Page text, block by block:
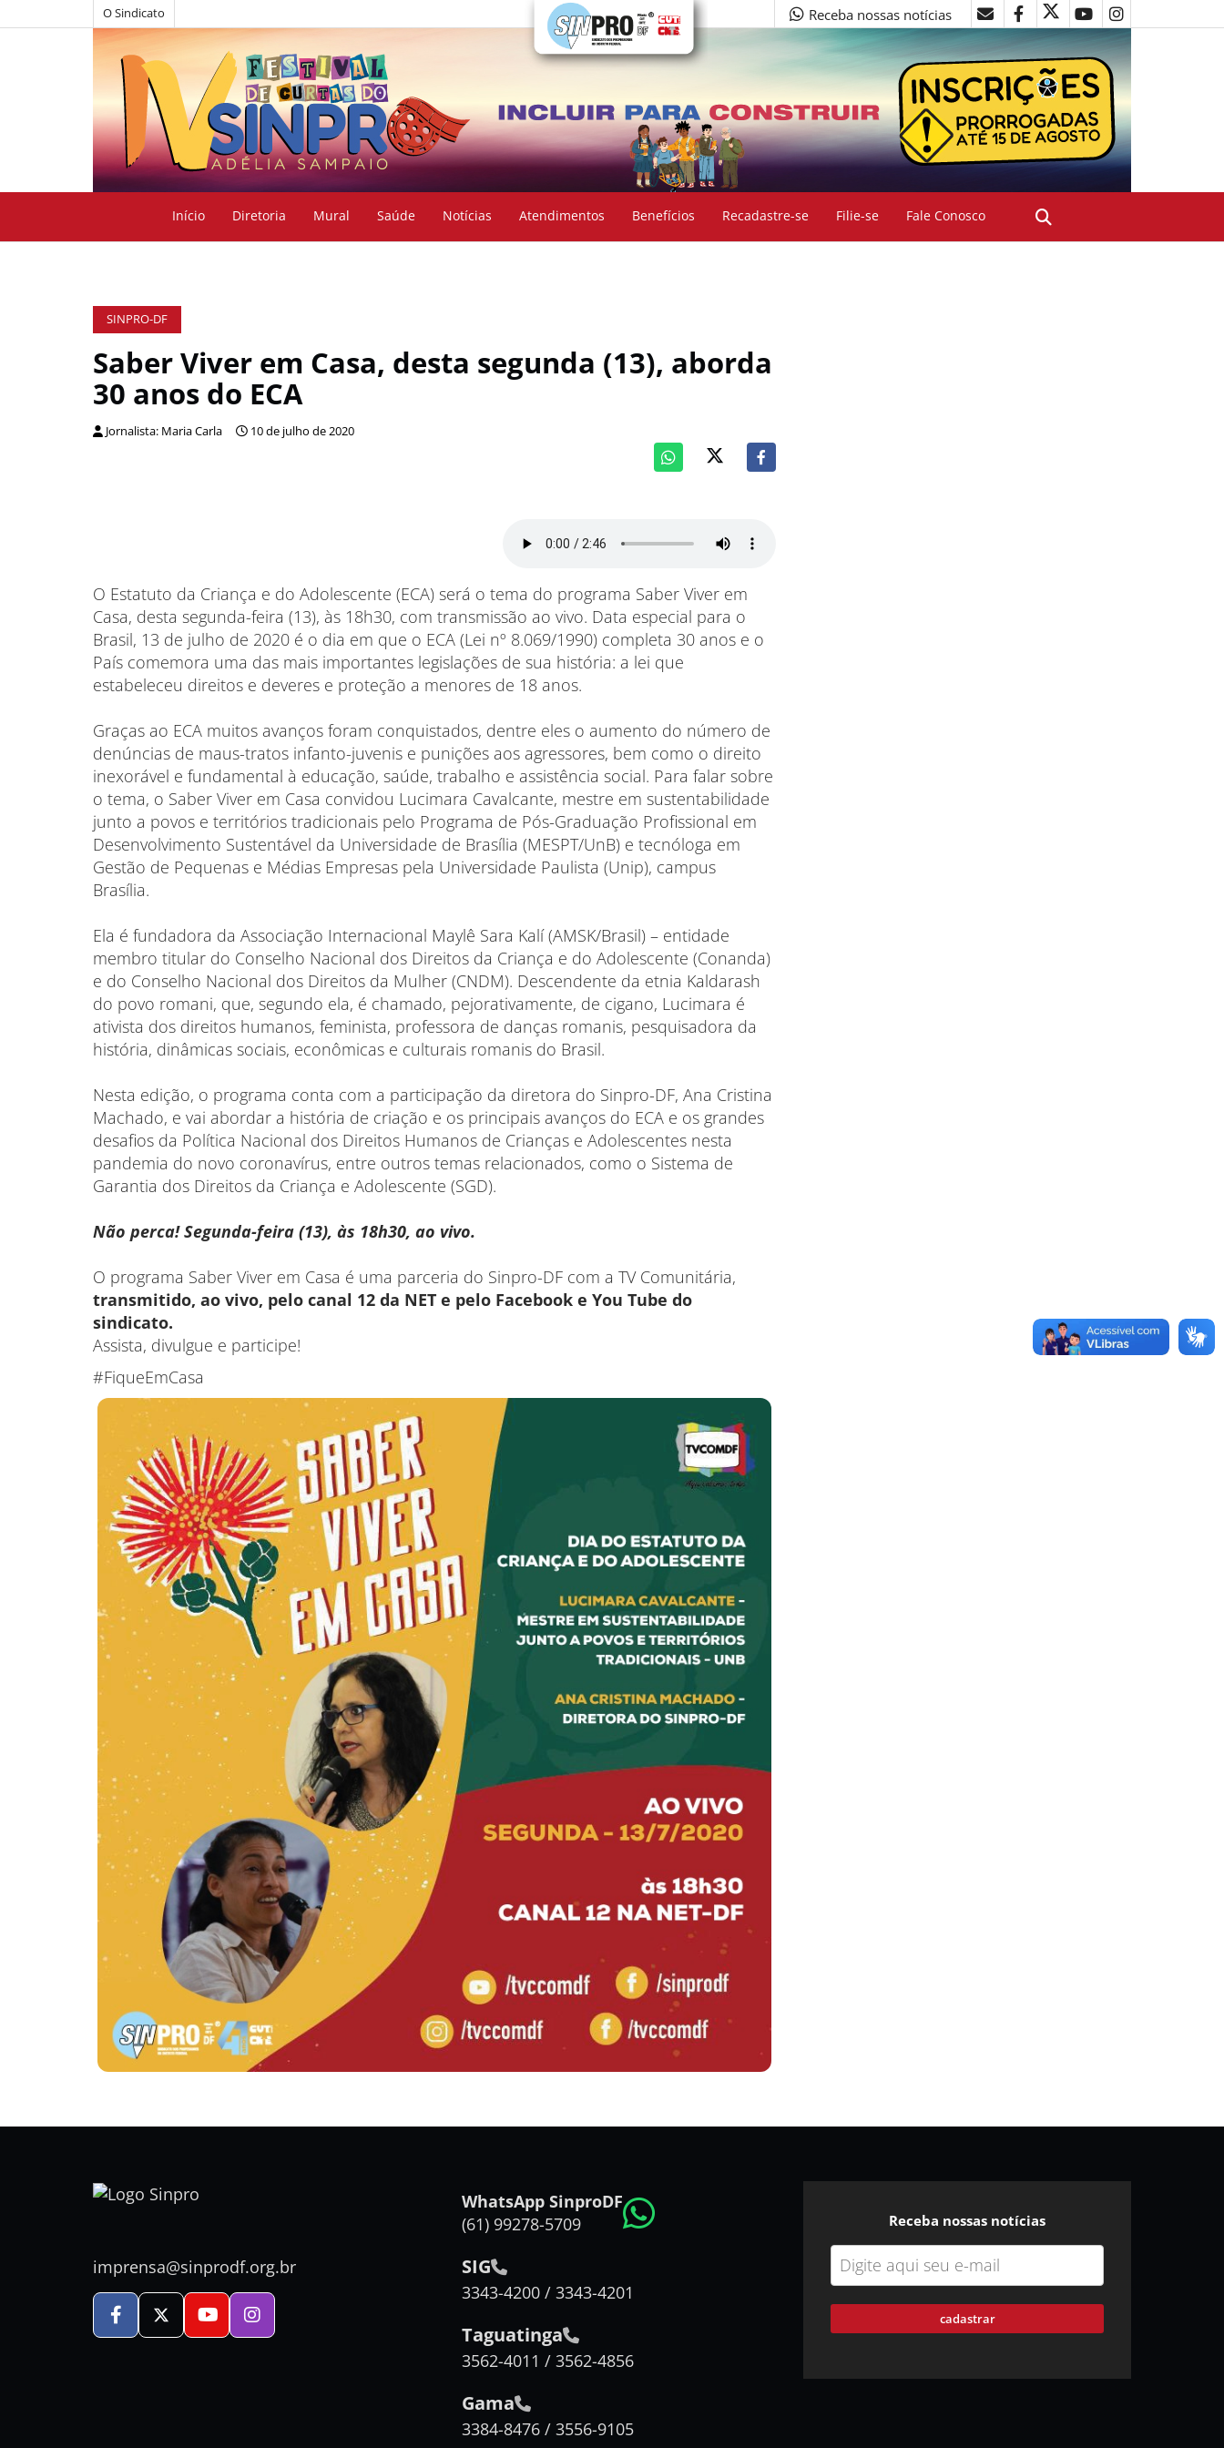
O Sindicato Receba nossas notícias
Início Diretoria Mural Saúde Notícias Atendimentos Benefícios Recadastre-se Filie-se Fale Conosco
SINPRO-DF
Saber Viver em Casa, desta segunda (13), aborda
30 anos do ECA
Jornalista: Maria Carla 10 de julho de 2020
O Estatuto da Criança e do Adolescente (ECA) será o tema do programa Saber Viver em
Casa, desta segunda-feira (13), às 18h30, com transmissão ao vivo. Data especial para o
Brasil, 13 de julho de 2020 é o dia em que o ECA (Lei nº 8.069/1990) completa 30 anos e o
País comemora uma das mais importantes legislações de sua história: a lei que
estabeleceu direitos e deveres e proteção a menores de 18 anos.
Graças ao ECA muitos avanços foram conquistados, dentre eles o aumento do número de
denúncias de maus-tratos infanto-juvenis e punições aos agressores, bem como o direito
inexorável e fundamental à educação, saúde, trabalho e assistência social. Para falar sobre
o tema, o Saber Viver em Casa convidou Lucimara Cavalcante, mestre em sustentabilidade
junto a povos e territórios tradicionais pelo Programa de Pós-Graduação Profissional em
Desenvolvimento Sustentável da Universidade de Brasília (MESPT/UnB) e tecnóloga em
Gestão de Pequenas e Médias Empresas pela Universidade Paulista (Unip), campus
Brasília.
Ela é fundadora da Associação Internacional Maylê Sara Kalí (AMSK/Brasil) – entidade
membro titular do Conselho Nacional dos Direitos da Criança e do Adolescente (Conanda)
e do Conselho Nacional dos Direitos da Mulher (CNDM). Descendente da etnia Kaldarash
do povo romani, que, segundo ela, é chamado, pejorativamente, de cigano, Lucimara é
ativista dos direitos humanos, feminista, professora de danças romanis, pesquisadora da
história, dinâmicas sociais, econômicas e culturais romanis do Brasil.
Nesta edição, o programa conta com a participação da diretora do Sinpro-DF, Ana Cristina
Machado, e vai abordar a história de criação e os principais avanços do ECA e os grandes
desafios da Política Nacional dos Direitos Humanos de Crianças e Adolescentes nesta
pandemia do novo coronavírus, entre outros temas relacionados, como o Sistema de
Garantia dos Direitos da Criança e Adolescente (SGD).
Não perca! Segunda-feira (13), às 18h30, ao vivo.
O programa Saber Viver em Casa é uma parceria do Sinpro-DF com a TV Comunitária,
transmitido, ao vivo, pelo canal 12 da NET e pelo Facebook e You Tube do
sindicato.
Assista, divulgue e participe!
#FiqueEmCasa
imprensa@sinprodf.org.br
WhatsApp SinproDF
(61) 99278-5709
SIG
3343-4200 / 3343-4201
Taguatinga
3562-4011 / 3562-4856
Gama
3384-8476 / 3556-9105
Receba nossas notícias
cadastrar